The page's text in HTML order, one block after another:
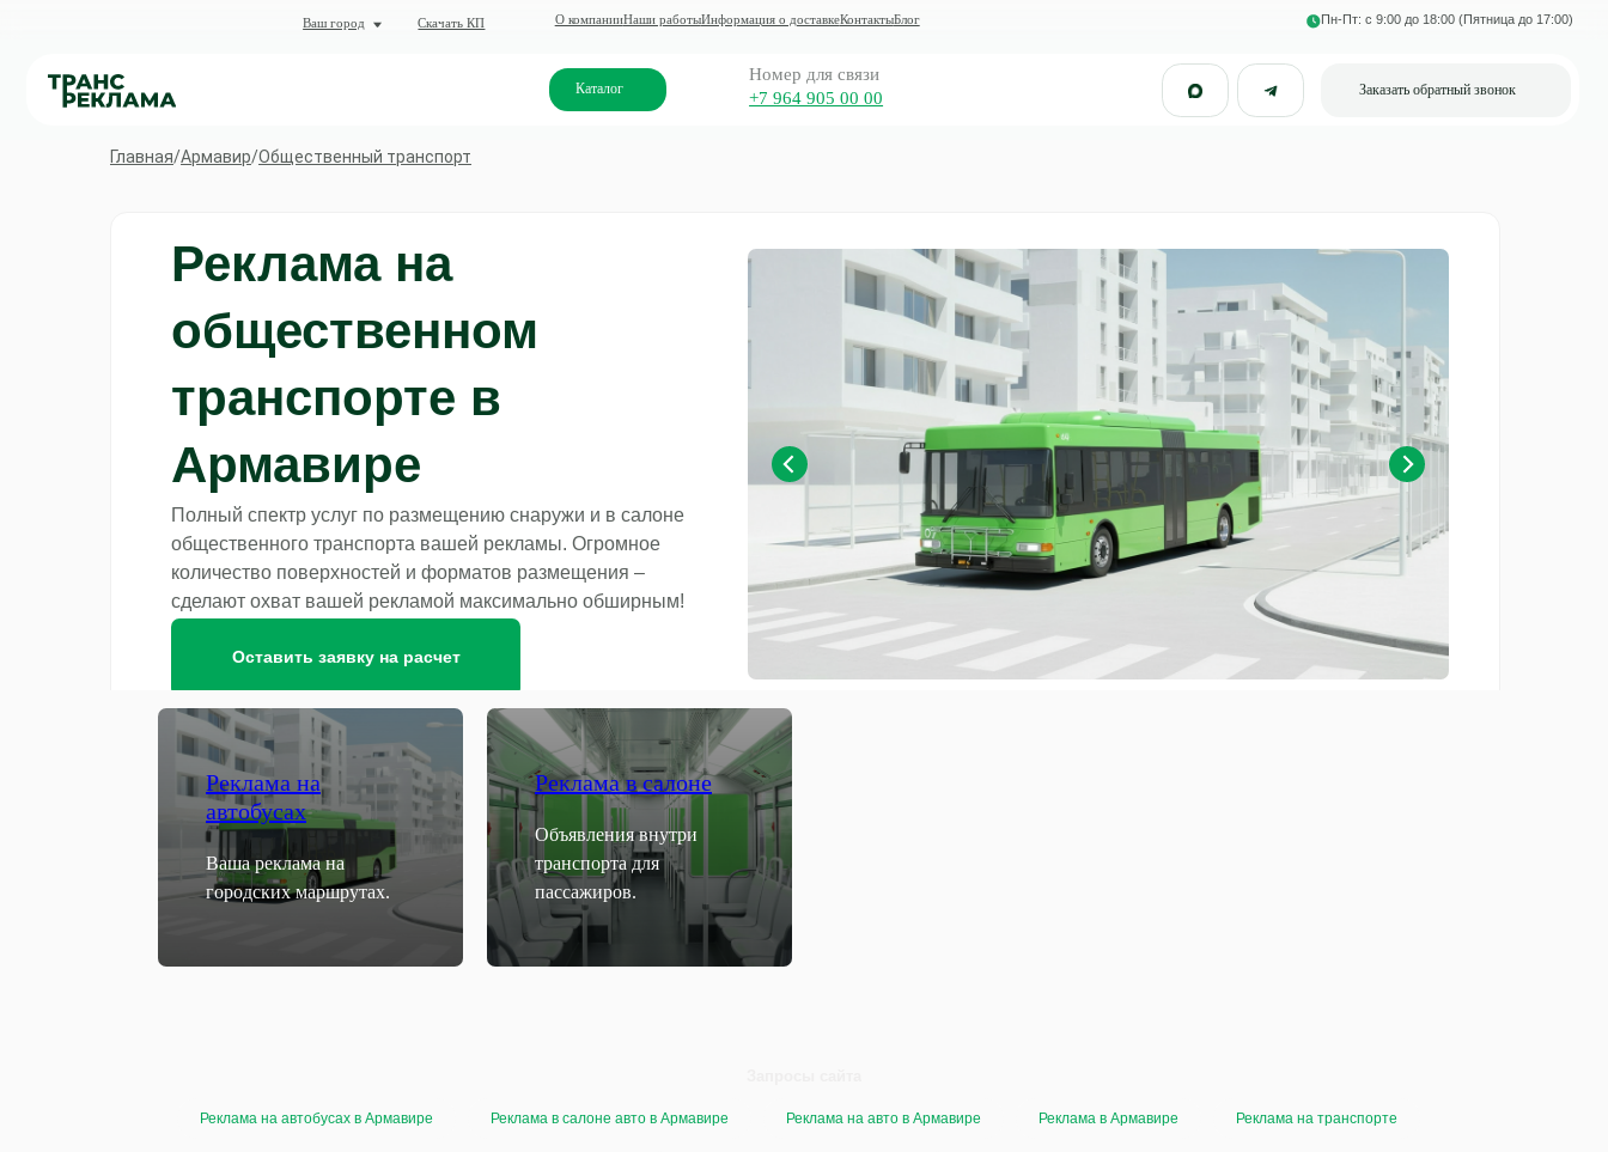
О компанииНаши работыИнформация о доставкеКонтактыБлог
Скачать КП
Ваш город Пн-Пт: с 9:00 до 18:00 (Пятница до 17:00)
Заказать обратный звонок
Каталог
Номер для связи
Главная/Армавир/Общественный транспорт
Реклама на
общественном
транспорте в
Армавире
Полный спектр услуг по размещению снаружи и в салоне
общественного транспорта вашей рекламы. Огромное
количество поверхностей и форматов размещения –
сделают охват вашей рекламой максимально обширным!
Оставить заявку на расчет
Реклама на
автобусах
Ваша реклама на
городских маршрутах.
Реклама в салоне
Объявления внутри
транспорта для
пассажиров.
Реклама на автобусах в Армавире Реклама в салоне авто в Армавире Реклама на авто в Армавире Реклама в Армавире Реклама на транспорте
Используем только проверенные материалы и